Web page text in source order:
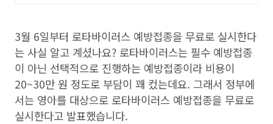
3월 6일부터 로타바이러스 예방접종을 무료로 실시한다
는 사실 알고 계셨나요? 로타바이러스는 필수 예방접종
이 아닌 선택적으로 진행하는 예방접종이라 비용이
20~30만 원 정도로 부담이 꽤 컸는데요. 그래서 정부에
서는 영아를 대상으로 로타바이러스 예방접종을 무료로
실시한다고 발표했습니다.